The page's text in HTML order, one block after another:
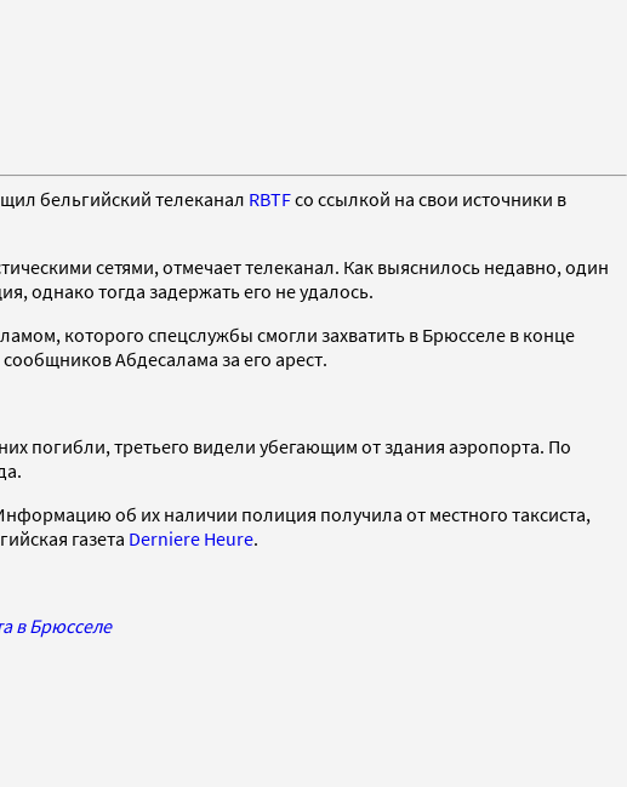
бельгийский телеканал RBTFсо ссылкой на свои источники в
сетями, отмечает телеканал. Как выяснилось недавно, один
однако тогда задержать его не удалось.
которого спецслужбы смогли захватить в Брюсселе в конце
Абдесалама за его арест.
погибли, третьего видели убегающим от здания аэропорта. По
об их наличии полиция получила от местного таксиста,
газета Derniere Heure.
в Брюсселе